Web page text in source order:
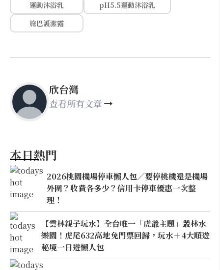
運動沐浴乳
pH5.5運動沐浴乳
施巴護潔露
欣台灣
查看所有文章
本日熱門
2026桃園機場停車懶人包／要停桃機還是機場
外圍？收費各多少？信用卡停車優惠一次整
理！
【雲林親子玩水】全台唯一「虎爺主題」叢林水
樂園！虎尾632高地免門票回歸，玩水＋4大順遊
秘境一日遊懶人包